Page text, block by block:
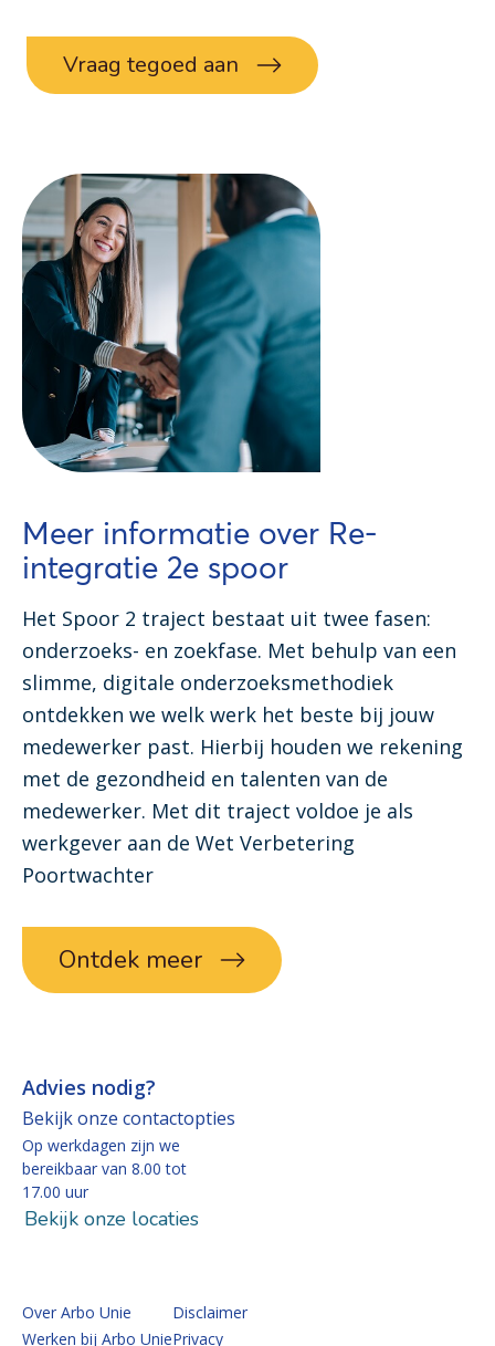
Vraag tegoed aan
Meer informatie over Re-
integratie 2e spoor
Het Spoor 2 traject bestaat uit twee fasen:
onderzoeks- en zoekfase. Met behulp van een
slimme, digitale onderzoeksmethodiek
ontdekken we welk werk het beste bij jouw
medewerker past. Hierbij houden we rekening
met de gezondheid en talenten van de
medewerker. Met dit traject voldoe je als
werkgever aan de Wet Verbetering
Poortwachter
Ontdek meer
Advies nodig?
Bekijk onze contactopties
Op werkdagen zijn we
bereikbaar van 8.00 tot
17.00 uur
Bekijk onze locaties
Over Arbo Unie
Werken bij Arbo Unie
Disclaimer
Privacy